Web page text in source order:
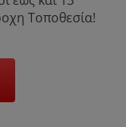
Τοποθεσία!